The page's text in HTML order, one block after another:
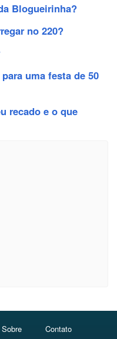
Blogueirinha?
no 220?
uma festa de 50
recado e o que
Sobre Contato